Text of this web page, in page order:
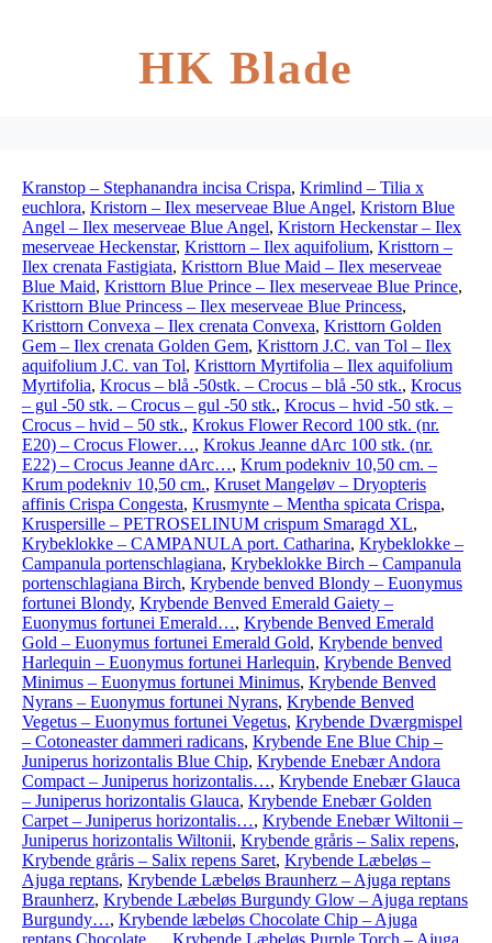
HK Blade
Kranstop – Stephanandra incisa Crispa, Krimlind – Tilia x
euchlora, Kristorn – Ilex meserveae Blue Angel, Kristorn Blue
Angel – Ilex meserveae Blue Angel, Kristorn Heckenstar – Ilex
meserveae Heckenstar, Kristtorn – Ilex aquifolium, Kristtorn –
Ilex crenata Fastigiata, Kristtorn Blue Maid – Ilex meserveae
Blue Maid, Kristtorn Blue Prince – Ilex meserveae Blue Prince,
Kristtorn Blue Princess – Ilex meserveae Blue Princess,
Kristtorn Convexa – Ilex crenata Convexa, Kristtorn Golden
Gem – Ilex crenata Golden Gem, Kristtorn J.C. van Tol – Ilex
aquifolium J.C. van Tol, Kristtorn Myrtifolia – Ilex aquifolium
Myrtifolia, Krocus – blå -50stk. – Crocus – blå -50 stk., Krocus
– gul -50 stk. – Crocus – gul -50 stk., Krocus – hvid -50 stk. –
Crocus – hvid – 50 stk., Krokus Flower Record 100 stk. (nr.
E20) – Crocus Flower…, Krokus Jeanne dArc 100 stk. (nr.
E22) – Crocus Jeanne dArc…, Krum podekniv 10,50 cm. –
Krum podekniv 10,50 cm., Kruset Mangeløv – Dryopteris
affinis Crispa Congesta, Krusmynte – Mentha spicata Crispa,
Kruspersille – PETROSELINUM crispum Smaragd XL,
Krybeklokke – CAMPANULA port. Catharina, Krybeklokke –
Campanula portenschlagiana, Krybeklokke Birch – Campanula
portenschlagiana Birch, Krybende benved Blondy – Euonymus
fortunei Blondy, Krybende Benved Emerald Gaiety –
Euonymus fortunei Emerald…, Krybende Benved Emerald
Gold – Euonymus fortunei Emerald Gold, Krybende benved
Harlequin – Euonymus fortunei Harlequin, Krybende Benved
Minimus – Euonymus fortunei Minimus, Krybende Benved
Nyrans – Euonymus fortunei Nyrans, Krybende Benved
Vegetus – Euonymus fortunei Vegetus, Krybende Dværgmispel
– Cotoneaster dammeri radicans, Krybende Ene Blue Chip –
Juniperus horizontalis Blue Chip, Krybende Enebær Andora
Compact – Juniperus horizontalis…, Krybende Enebær Glauca
– Juniperus horizontalis Glauca, Krybende Enebær Golden
Carpet – Juniperus horizontalis…, Krybende Enebær Wiltonii –
Juniperus horizontalis Wiltonii, Krybende gråris – Salix repens,
Krybende gråris – Salix repens Saret, Krybende Læbeløs –
Ajuga reptans, Krybende Læbeløs Braunherz – Ajuga reptans
Braunherz, Krybende Læbeløs Burgundy Glow – Ajuga reptans
Burgundy…, Krybende læbeløs Chocolate Chip – Ajuga
reptans Chocolate…, Krybende Læbeløs Purple Torch – Ajuga